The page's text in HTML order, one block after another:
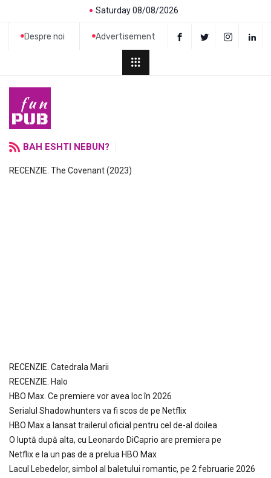
Saturday 08/08/2026
Despre noi Advertisement
BAH ESHTI NEBUN?
RECENZIE. The Covenant (2023)
RECENZIE. Catedrala Marii
RECENZIE. Halo
HBO Max. Ce premiere vor avea loc în 2026
Serialul Shadowhunters va fi scos de pe Netflix
HBO Max a lansat trailerul oficial pentru cel de-al doilea
O luptă după alta, cu Leonardo DiCaprio are premiera pe
Netflix e la un pas de a prelua HBO Max
Lacul Lebedelor, simbol al baletului romantic, pe 2 februarie 2026